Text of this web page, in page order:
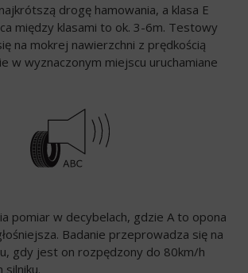
drogę hamowania, a klasa E
między klasami to ok. 3-6m. Testowy
na mokrej nawierzchni z prędkością
w wyznaczonym miejscu uruchamiane
pomiar w decybelach, gdzie A to opona
Badanie przeprowadza się na
gdy jest on rozpędzony do 80km/h
silniku.